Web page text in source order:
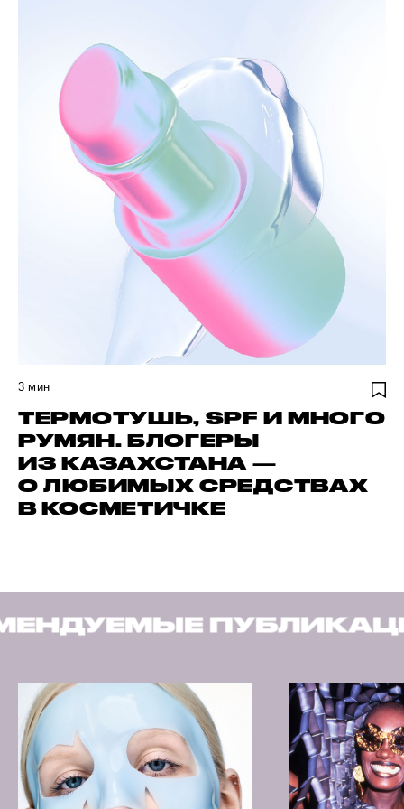
3 мин
ТЕРМОТУШЬ, SPF И МНОГО
РУМЯН. БЛОГЕРЫ
ИЗ КАЗАХСТАНА —
О ЛЮБИМЫХ СРЕДСТВАХ
В КОСМЕТИЧКЕ